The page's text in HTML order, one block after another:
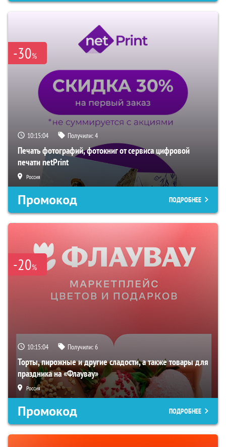
-30%
10:15:03 Получили:4
Печать фотографий, фотокниг от сервиса цифровой
печати netPrint
Россия
Промокод ПОДРОБНЕЕ
-20%
10:15:03 Получили:6
Торты, пирожные и другие сладости, а также товары для
праздника на «Флаувау»
Россия
Промокод ПОДРОБНЕЕ